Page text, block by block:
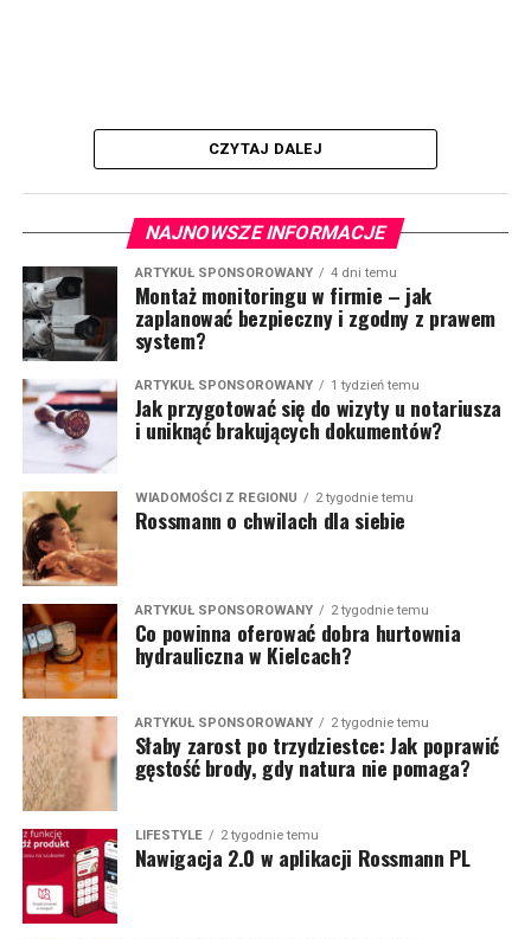
CZYTAJ DALEJ
NAJNOWSZE INFORMACJE
ARTYKUŁ SPONSOROWANY 4 dni temu
Montaż monitoringu w firmie – jak
zaplanować bezpieczny i zgodny z prawem
system?
ARTYKUŁ SPONSOROWANY 1 tydzień temu
Jak przygotować się do wizyty u notariusza
i uniknąć brakujących dokumentów?
WIADOMOŚCI Z REGIONU 2 tygodnie temu
Rossmann o chwilach dla siebie
ARTYKUŁ SPONSOROWANY 2 tygodnie temu
Co powinna oferować dobra hurtownia
hydrauliczna w Kielcach?
ARTYKUŁ SPONSOROWANY 2 tygodnie temu
Słaby zarost po trzydziestce: Jak poprawić
gęstość brody, gdy natura nie pomaga?
LIFESTYLE 2 tygodnie temu
Nawigacja 2.0 w aplikacji Rossmann PL